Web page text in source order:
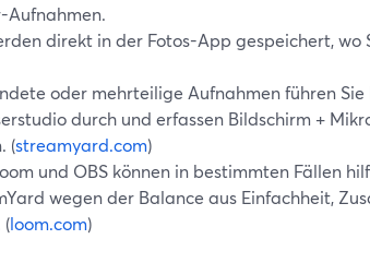
Aufnahmen.
direkt in der Fotos-App gespeichert, wo
oder mehrteilige Aufnahmen führen
durch und erfassen Bildschirm +
(streamyard.com)
und OBS können in bestimmten Fällen
wegen der Balance aus Einfachheit,
(loom.com)